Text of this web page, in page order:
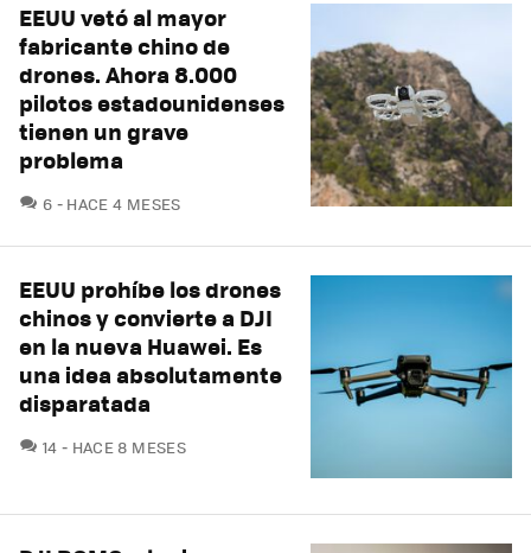
EEUU vetó al mayor
fabricante chino de
drones. Ahora 8.000
pilotos estadounidenses
tienen un grave
problema
6 COMENTARIOS
HACE 4 MESES
EEUU prohíbe los drones
chinos y convierte a DJI
en la nueva Huawei. Es
una idea absolutamente
disparatada
14 COMENTARIOS
HACE 8 MESES